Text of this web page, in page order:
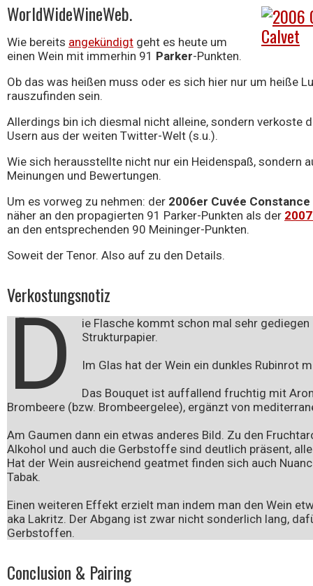
WorldWideWineWeb.
Wie bereits angekündigt geht es heute um
einen Wein mit immerhin 91 Parker-Punkten.
Ob das was heißen muss oder es sich hier nur um heiße
rauszufinden sein.
Allerdings bin ich diesmal nicht alleine, sondern verkoste
Usern aus der weiten Twitter-Welt (s.u.).
Wie sich herausstellte nicht nur ein Heidenspaß, sondern
Meinungen und Bewertungen.
Um es vorweg zu nehmen: der 2006er Cuvée Constance
näher an den propagierten 91 Parker-Punkten als der
an den entsprechenden 90 Meininger-Punkten.
Soweit der Tenor. Also auf zu den Details.
Verkostungsnotiz
D
ie Flasche kommt schon mal sehr
Strukturpapier.
Im Glas hat der Wein ein dunkles Rubinrot
Das Bouquet ist auffallend fruchtig mit
Brombeere (bzw. Brombeergelee), ergänzt von
Am Gaumen dann ein etwas anderes Bild. Zu den
Alkohol und auch die Gerbstoffe sind deutlich präsent,
Hat der Wein ausreichend geatmet finden sich auch
Tabak.
Einen weiteren Effekt erzielt man indem man den Wein
aka Lakritz. Der Abgang ist zwar nicht sonderlich lang,
Gerbstoffen.
Conclusion & Pairing